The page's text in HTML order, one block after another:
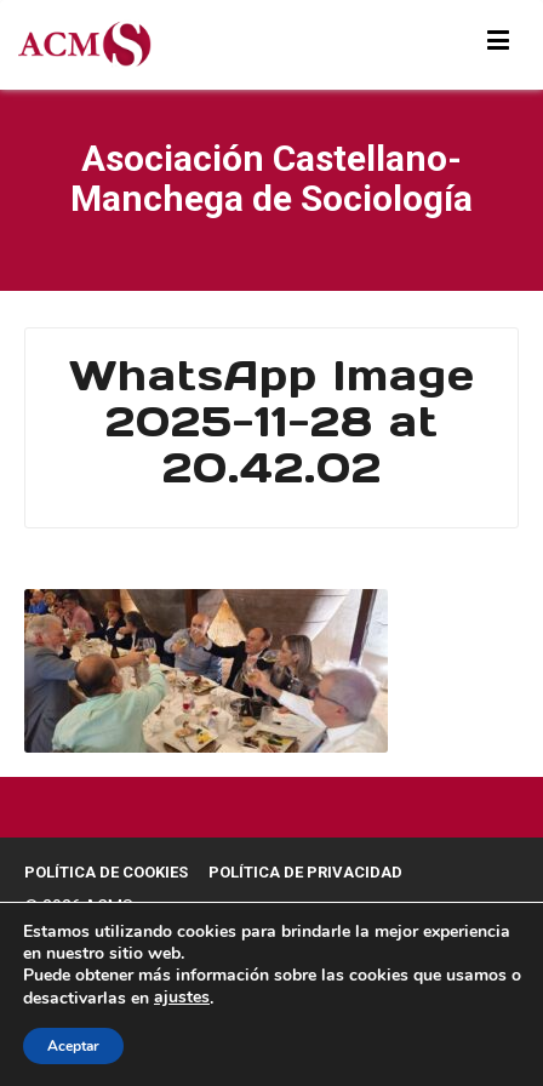
Asociación Castellano-
Manchega de Sociología
WhatsApp Image
2025-11-28 at
20.42.02
POLÍTICA DE COOKIES POLÍTICA DE PRIVACIDAD
© 2026 ACMS.
Estamos utilizando cookies para brindarle la mejor experiencia
en nuestro sitio web.
Puede obtener más información sobre las cookies que usamos o
desactivarlas en ajustes.
Aceptar